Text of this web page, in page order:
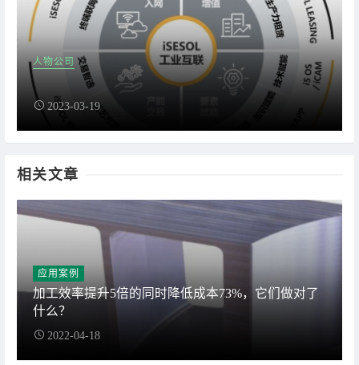
人物公司
2023-03-19
相关文章
应用案例
加工效率提升5倍的同时降低成本73%，它们做对了
什么？
2022-04-18